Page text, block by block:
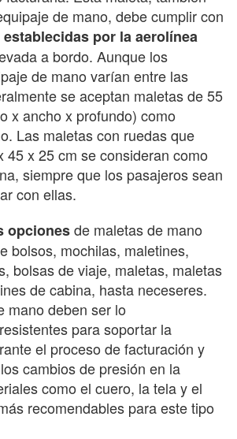
de mano, debe cumplir con
por la aerolínea
a bordo. Aunque los
de mano varían entre las
se aceptan maletas de 55
x ancho x profundo) como
Las maletas con ruedas que
45 x 25 cm se consideran como
siempre que los pasajeros sean
con ellas.
opcionesde maletas de mano
bolsos, mochilas, maletines,
bolsas de viaje, maletas, maletas
de cabina, hasta neceseres.
mano deben ser lo
para soportar la
el proceso de facturación y
cambios de presión en la
como el cuero, la tela y el
recomendables para este tipo